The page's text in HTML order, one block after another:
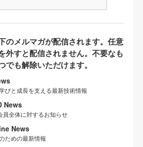
のメルマガが配信されます。任意
外すと配信されません。不要なも
でも解除いただけます。
びと成長を支える最新技術情報
News
員全体に対するお知らせ
News
ための最新情報